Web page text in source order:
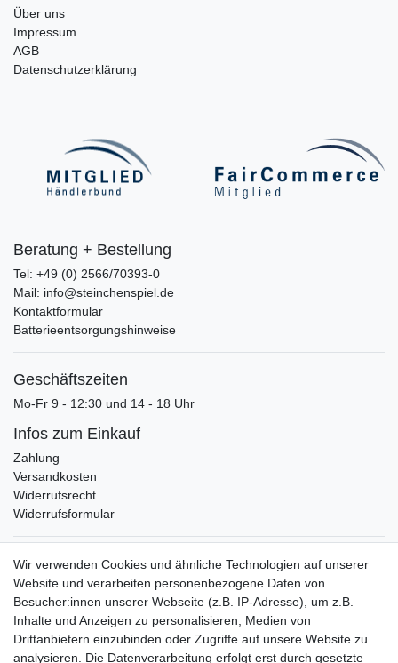
Über uns
Impressum
AGB
Datenschutzerklärung
Beratung + Bestellung
Tel: +49 (0) 2566/70393-0
Mail: info@steinchenspiel.de
Kontaktformular
Batterieentsorgungshinweise
Geschäftszeiten
Mo-Fr 9 - 12:30 und 14 - 18 Uhr
Infos zum Einkauf
Zahlung
Versandkosten
Widerrufsrecht
Widerrufsformular
Verpackungslizenz
bei der Landbell AG
Zahlungsarten
Vorabüberweisung
Rechnungskauf
Wir verwenden Cookies und ähnliche Technologien auf unserer
Website und verarbeiten personenbezogene Daten von
Besucher:innen unserer Webseite (z.B. IP-Adresse), um z.B.
Inhalte und Anzeigen zu personalisieren, Medien von
Drittanbietern einzubinden oder Zugriffe auf unsere Website zu
analysieren. Die Datenverarbeitung erfolgt erst durch gesetzte